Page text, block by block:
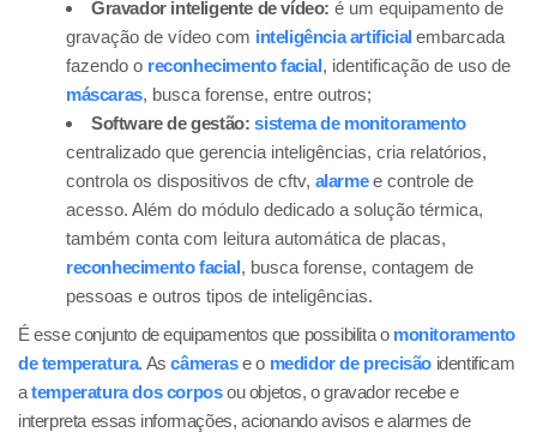
Gravador inteligente de vídeo: é um equipamento de
gravação de vídeo com inteligência artificialembarcada
fazendo o reconhecimento facial, identificação de uso de
máscaras, busca forense, entre outros;
Software de gestão: sistema de monitoramento
centralizado que gerencia inteligências, cria relatórios,
controla os dispositivos de cftv, alarmee controle de
acesso. Além do módulo dedicado a solução térmica,
também conta com leitura automática de placas,
reconhecimento facial, busca forense, contagem de
pessoas e outros tipos de inteligências.
É esse conjunto de equipamentos que possibilita o monitoramento
de temperatura. As câmerase o medidor de precisão identificam
atemperatura dos corposou objetos, o gravador recebe e
interpreta essas informações, acionando avisos e alarmes de